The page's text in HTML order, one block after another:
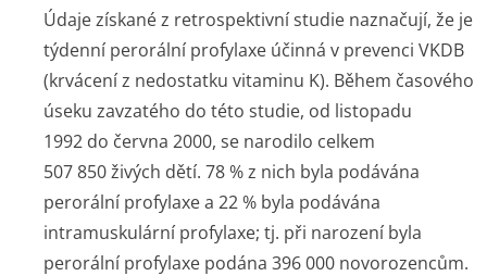
Údaje získané z retrospektivní studie naznačují, že je
týdenní perorální profylaxe účinná v prevenci VKDB
(krvácení z nedostatku vitaminu K). Během časového
úseku zavzatého do této studie, od listopadu
1992 do června 2000, se narodilo celkem
507 850 živých dětí. 78 % z nich byla podávána
perorální profylaxe a 22 % byla podávána
intramuskulární profylaxe; tj. při narození byla
perorální profylaxe podána 396 000 novoro­zencům.